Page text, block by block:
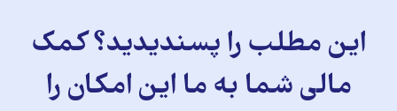
این مطلب را پسندیدید؟ کمک
مالی شما به ما این امکان را